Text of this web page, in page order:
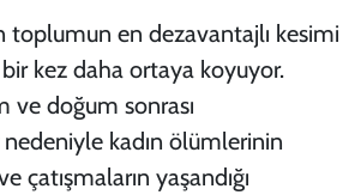
toplumun en dezavantajlı kesimi
kez daha ortaya koyuyor.
ve doğum sonrası
kadın ölümlerinin
çatışmaların yaşandığı